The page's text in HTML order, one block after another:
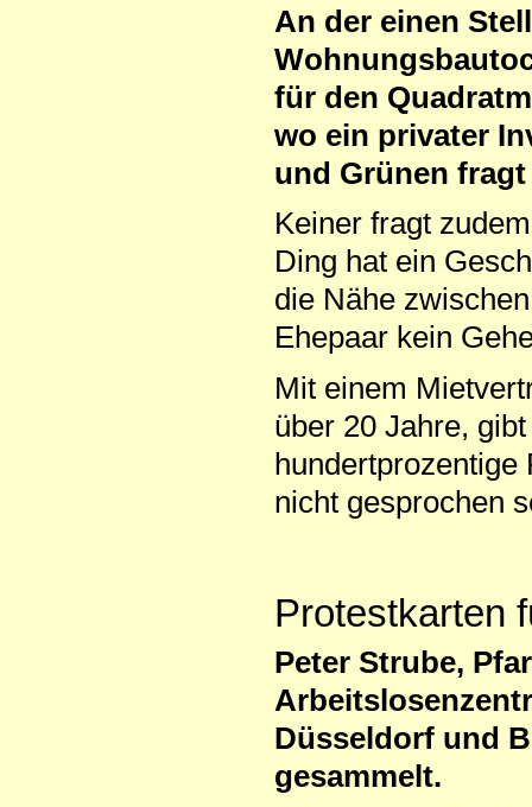
An der einen
für den
wo ein privater
und Grünen
Keiner fragt
Ding hat ein
die Nähe
Ehepaar kein
Mit einem
über 20 Jahre,
hundertprozentige
nicht gesprochen
Protestkarten
Peter Strube,
Düsseldorf und
gesammelt.